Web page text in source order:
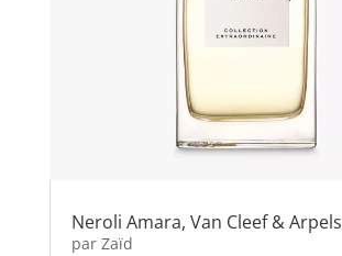
Neroli Amara, Van Cleef & Arpels
par Zaïd